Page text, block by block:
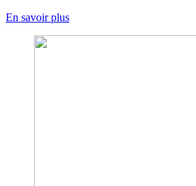
En savoir plus